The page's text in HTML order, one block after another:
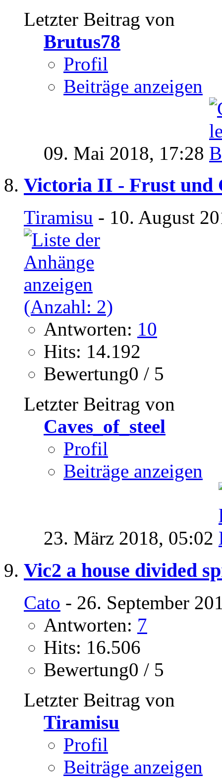
Letzter Beitrag von
Brutus78
Profil
Beiträge anzeigen
09. Mai 2018, 17:28
Victoria II - Frust und
Tiramisu - 10. August
Antworten: 10
Hits: 14.192
Bewertung0 / 5
Letzter Beitrag von
Caves_of_steel
Profil
Beiträge anzeigen
23. März 2018, 05:02
Vic2 a house divided
Cato - 26. September
Antworten: 7
Hits: 16.506
Bewertung0 / 5
Letzter Beitrag von
Tiramisu
Profil
Beiträge anzeigen